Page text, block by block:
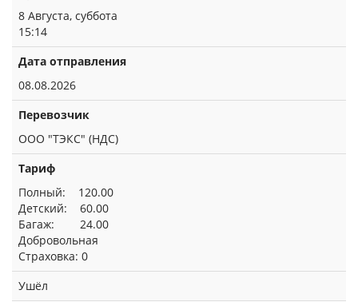
8 Августа, суббота
15:14
Дата отправления
08.08.2026
Перевозчик
ООО "ТЭКС" (НДС)
Тариф
Полный: 120.00
Детский: 60.00
Багаж: 24.00
Добровольная
Страховка: 0
Ушёл